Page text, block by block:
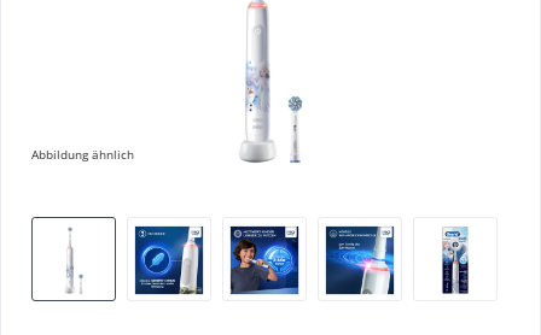
Abbildung ähnlich